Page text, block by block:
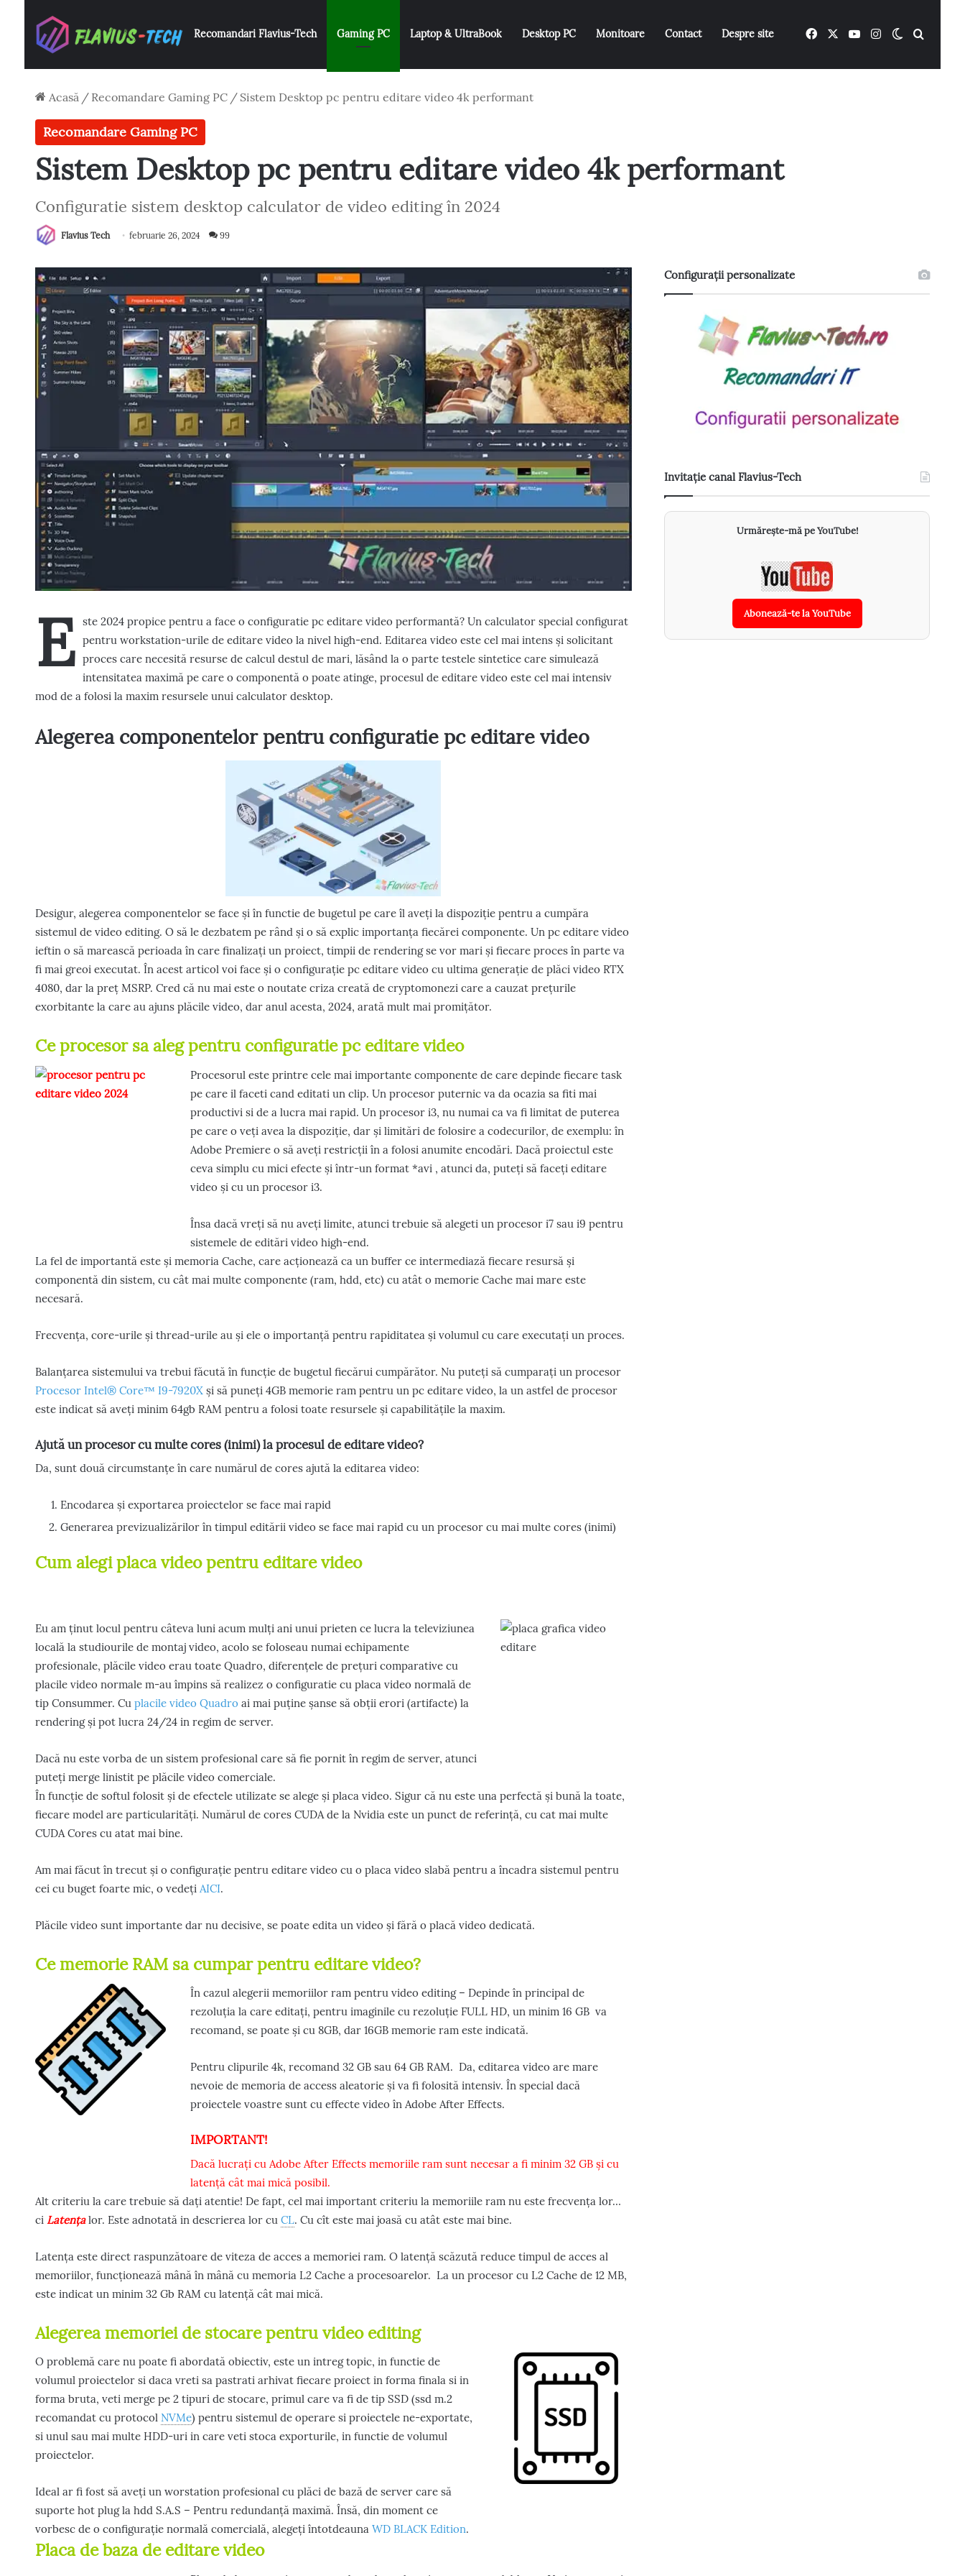
Recomandari Flavius-Tech Gaming PC Laptop & UltraBook Desktop PC Monitoare Contact Despre site FacebookYouTubeInstagramSwitch skin
Acasă / Recomandare Gaming PC / Sistem Desktop pc pentru editare video 4k performant
Recomandare Gaming PC
Sistem Desktop pc pentru editare video 4k performant
Configuratie sistem desktop calculator de video editing în 2024
Flavius Tech februarie 26, 2024 99
E ste 2024 propice pentru a face o configuratie pc editare video performantă? Un calculator special configurat
pentru workstation-urile de editare video la nivel high-end. Editarea video este cel mai intens și solicitant
proces care necesită resurse de calcul destul de mari, lăsând la o parte testele sintetice care simulează
intensitatea maximă pe care o componentă o poate atinge, procesul de editare video este cel mai intensiv
mod de a folosi la maxim resursele unui calculator desktop.
Alegerea componentelor pentru configuratie pc editare video
Desigur, alegerea componentelor se face și în functie de bugetul pe care îl aveți la dispoziție pentru a cumpăra
sistemul de video editing. O să le dezbatem pe rând și o să explic importanța fiecărei componente. Un pc editare video
ieftin o să marească perioada în care finalizați un proiect, timpii de rendering se vor mari și fiecare proces în parte va
fi mai greoi executat. În acest articol voi face și o configurație pc editare video cu ultima generație de plăci video RTX
4080, dar la preț MSRP. Cred că nu mai este o noutate criza creată de cryptomonezi care a cauzat prețurile
exorbitante la care au ajuns plăcile video, dar anul acesta, 2024, arată mult mai promițător.
Ce procesor sa aleg pentru configuratie pc editare video
Procesorul este printre cele mai importante componente de care depinde fiecare task
pe care il faceti cand editati un clip. Un procesor puternic va da ocazia sa fiti mai
productivi si de a lucra mai rapid. Un procesor i3, nu numai ca va fi limitat de puterea
pe care o veți avea la dispoziție, dar și limitări de folosire a codecurilor, de exemplu: în
Adobe Premiere o să aveți restricții în a folosi anumite encodări. Dacă proiectul este
ceva simplu cu mici efecte și într-un format *avi , atunci da, puteți să faceți editare
video și cu un procesor i3.
Însa dacă vreți să nu aveți limite, atunci trebuie să alegeti un procesor i7 sau i9 pentru
sistemele de editări video high-end.
La fel de importantă este și memoria Cache, care acționează ca un buffer ce intermediază fiecare resursă și
componentă din sistem, cu cât mai multe componente (ram, hdd, etc) cu atât o memorie Cache mai mare este
necesară.
Frecvența, core-urile și thread-urile au și ele o importanță pentru rapiditatea și volumul cu care executați un proces.
Balanțarea sistemului va trebui făcută în funcție de bugetul fiecărui cumpărător. Nu puteți să cumparați un procesor
Procesor Intel® Core™ I9-7920Xși să puneți 4GB memorie ram pentru un pc editare video, la un astfel de procesor
este indicat să aveți minim 64gb RAM pentru a folosi toate resursele și capabilitățile la maxim.
Ajută un procesor cu multe cores (inimi) la procesul de editare video?
Da, sunt două circumstanțe în care numărul de cores ajută la editarea video:
Encodarea și exportarea proiectelor se face mai rapid
Generarea previzualizărilor în timpul editării video se face mai rapid cu un procesor cu mai multe cores (inimi)
Cum alegi placa video pentru editare video
Eu am ținut locul pentru câteva luni acum mulți ani unui prieten ce lucra la televiziunea
locală la studiourile de montaj video, acolo se foloseau numai echipamente
profesionale, plăcile video erau toate Quadro, diferențele de prețuri comparative cu
placile video normale m-au împins să realizez o configuratie cu placa video normală de
tip Consummer. Cu placile video Quadro ai mai puține șanse să obții erori (artifacte) la
rendering și pot lucra 24/24 in regim de server.
Dacă nu este vorba de un sistem profesional care să fie pornit în regim de server, atunci
puteți merge linistit pe plăcile video comerciale.
În funcție de softul folosit și de efectele utilizate se alege și placa video. Sigur că nu este una perfectă și bună la toate,
fiecare model are particularități. Numărul de cores CUDA de la Nvidia este un punct de referință, cu cat mai multe
CUDA Cores cu atat mai bine.
Am mai făcut în trecut și o configurație pentru editare video cu o placa video slabă pentru a încadra sistemul pentru
cei cu buget foarte mic, o vedeți AICI.
Plăcile video sunt importante dar nu decisive, se poate edita un video și fără o placă video dedicată.
Ce memorie RAM sa cumpar pentru editare video?
În cazul alegerii memoriilor ram pentru video editing – Depinde în principal de
rezoluția la care editați, pentru imaginile cu rezoluție FULL HD, un minim 16 GB va
recomand, se poate și cu 8GB, dar 16GB memorie ram este indicată.
Pentru clipurile 4k, recomand 32 GB sau 64 GB RAM. Da, editarea video are mare
nevoie de memoria de access aleatorie și va fi folosită intensiv. În special dacă
proiectele voastre sunt cu effecte video în Adobe After Effects.
IMPORTANT!
Dacă lucrați cu Adobe After Effects memoriile ram sunt necesar a fi minim 32 GB și cu
latență cât mai mică posibil.
Alt criteriu la care trebuie să dați atentie! De fapt, cel mai important criteriu la memoriile ram nu este frecvența lor…
ci Latențalor. Este adnotată in descrierea lor cu CL. Cu cît este mai joasă cu atât este mai bine.
Latența este direct raspunzătoare de viteza de acces a memoriei ram. O latență scăzută reduce timpul de acces al
memoriilor, funcționează mână în mână cu memoria L2 Cache a procesoarelor. La un procesor cu L2 Cache de 12 MB,
este indicat un minim 32 Gb RAM cu latență cât mai mică.
Alegerea memoriei de stocare pentru video editing
O problemă care nu poate fi abordată obiectiv, este un intreg topic, in functie de
volumul proiectelor si daca vreti sa pastrati arhivat fiecare proiect in forma finala si in
forma bruta, veti merge pe 2 tipuri de stocare, primul care va fi de tip SSD (ssd m.2
recomandat cu protocol NVMe) pentru sistemul de operare si proiectele ne-exportate,
si unul sau mai multe HDD-uri in care veti stoca exporturile, in functie de volumul
proiectelor.
Ideal ar fi fost să aveți un worstation profesional cu plăci de bază de server care să
suporte hot plug la hdd S.A.S – Pentru redundanță maximă. Însă, din moment ce
vorbesc de o configurație normală comercială, alegeți întotdeauna WD BLACK Edition.
Placa de baza de editare video
Configurații personalizate
Invitație canal Flavius-Tech
Urmărește-mă pe YouTube!
Abonează-te la YouTube